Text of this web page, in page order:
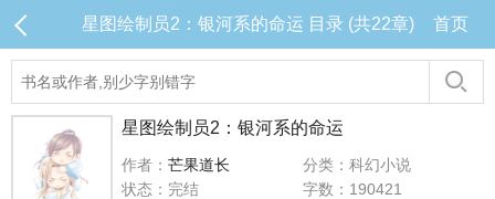
星图绘制员2：银河系的命运 目录 (共22章) 首页
星图绘制员2：银河系的命运
作者： 芒果道长
分类：科幻小说
状态：完结
字数：190421